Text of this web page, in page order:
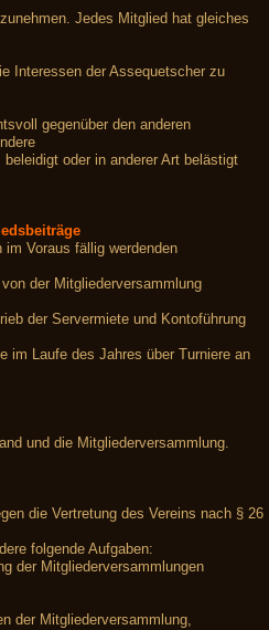
Jedes Mitglied hat gleiches
Interessen der Assequetscher zu
gegenüber den anderen
oder in anderer Art belästigt
Voraus fällig werdenden
der Mitgliederversammlung
der Servermiete und Kontoführung
im Laufe des Jahres über Turniere an
und die Mitgliederversammlung.
die Vertretung des Vereins nach § 26
folgende Aufgaben:
der Mitgliederversammlungen
der Mitgliederversammlung,